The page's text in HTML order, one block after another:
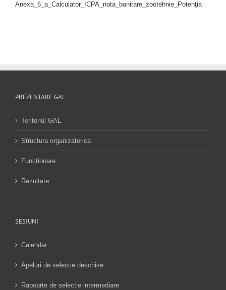
Anexa_6_a_Calculator_ICPA_nota_bonitare_zootehnie_Potenţia
PREZENTARE GAL
Teritoriul GAL
Structura organizatorica
Functionare
Rezultate
SESIUNI
Calendar
Apeluri de selectie deschise
Rapoarte de selectie intermediare